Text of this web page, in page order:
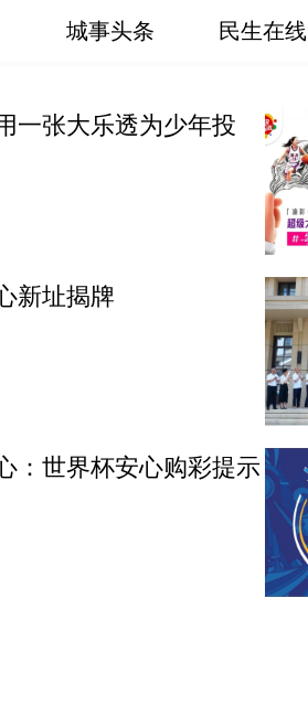
城事头条 民生在线
一张大乐透为少年投
新址揭牌
：世界杯安心购彩提示